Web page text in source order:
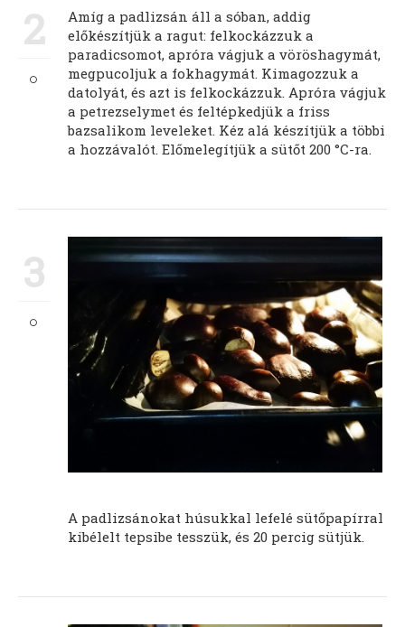
2
Amíg a padlizsán áll a sóban, addig
előkészítjük a ragut: felkockázzuk a
paradicsomot, apróra vágjuk a vöröshagymát,
megpucoljuk a fokhagymát. Kimagozzuk a
datolyát, és azt is felkockázzuk. Apróra vágjuk
a petrezselymet és feltépkedjük a friss
bazsalikom leveleket. Kéz alá készítjük a többi
a hozzávalót. Előmelegítjük a sütőt 200 °C-ra.
3
A padlizsánokat húsukkal lefelé sütőpapírral
kibélelt tepsibe tesszük, és 20 percig sütjük.